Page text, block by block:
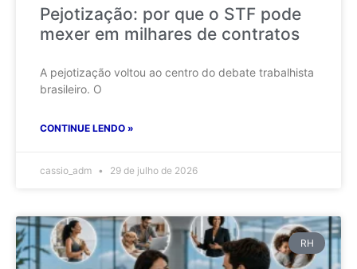
Pejotização: por que o STF pode
mexer em milhares de contratos
A pejotização voltou ao centro do debate trabalhista
brasileiro. O
CONTINUE LENDO »
cassio_adm 29 de julho de 2026
RH